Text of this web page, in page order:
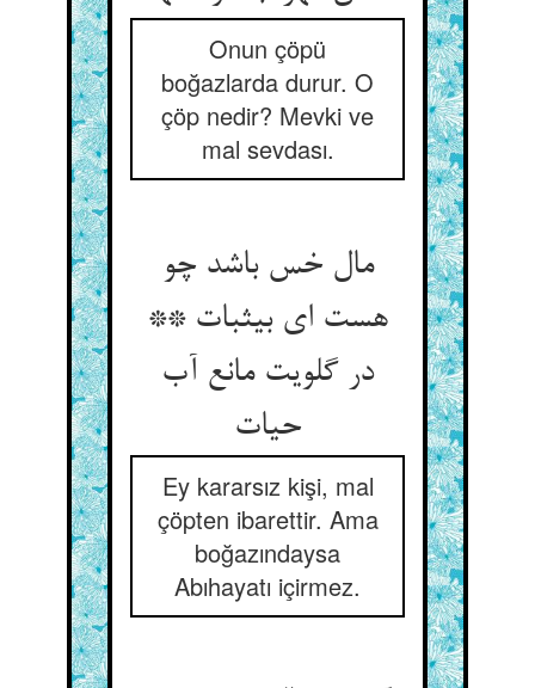
Onun çöpü
boğazlarda durur. O
çöp nedir? Mevki ve
mal sevdası.
مال خس باشد چو
هست ای بی‏ثبات **
در گلویت مانع آب
حیات‏
Ey kararsız kişi, mal
çöpten ibarettir. Ama
boğazındaysa
Abıhayatı içirmez.